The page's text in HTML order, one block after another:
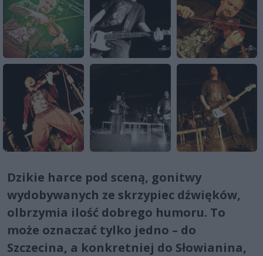
Dzikie harce pod sceną, gonitwy
wydobywanych ze skrzypiec dźwięków,
olbrzymia ilość dobrego humoru. To
może oznaczać tylko jedno – do
Szczecina, a konkretniej do Słowianina,